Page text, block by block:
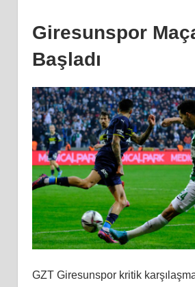
Giresunspor
Başladı
GZT Giresunspor kritik